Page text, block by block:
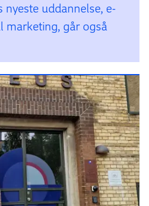
nyeste uddannelse, e-
marketing, går også